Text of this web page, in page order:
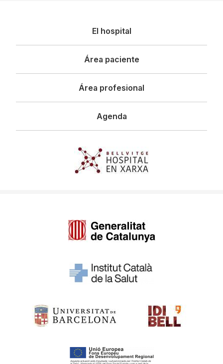
principal
El hospital
Área paciente
Área profesional
Agenda